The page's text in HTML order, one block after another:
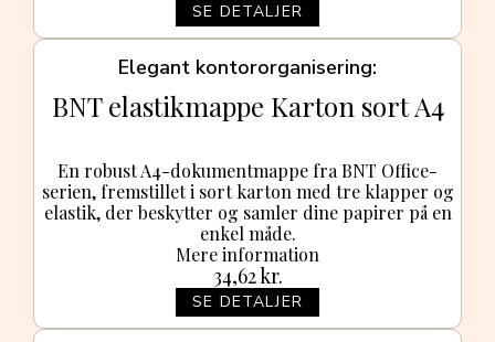
SE DETALJER
Elegant kontororganisering
BNT elastikmappe Karton sort A4
En robust A4-dokumentmappe fra BNT Office-
serien, fremstillet i sort karton med tre klapper og
elastik, der beskytter og samler dine papirer på en
enkel måde.
34,62kr.
SE DETALJER
Mere information